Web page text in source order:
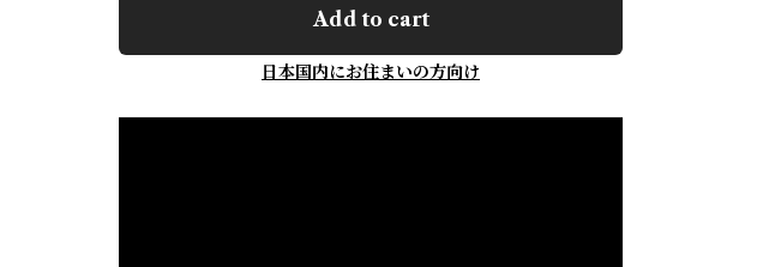
Add to cart
日本国内にお住まいの方向け